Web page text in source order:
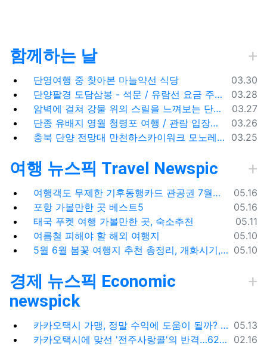
함께하는 날
등록일
03.30
단영여행 중 찾아본 마늘약선 식당
등록일
03.28
단양팔경 도담삼봉 - 석문 / 유람선 요금 주차비
등록일
03.27
암벽에 걸쳐 강물 위의 스릴을 느껴보는 단양 잔도길
등록일
03.26
단종 유배지 영월 청령포 여행 / 관람 입장료 주차장
등록일
03.25
충북 단양 전망대 만천하스카이워크 모노레일 주차장 여행코스
여행 뉴스픽 Travel Newspic
등록일
05.16
여행객도 무제한 기후동행카드 관공권 7월출시
등록일
05.16
포항 가볼만한 곳 베스트5
등록일
05.11
태국 푸켓 여행 가볼만한 곳, 숙소추천
등록일
05.10
여름철 피해야 할 해외 여행지
등록일
05.10
5월 6월 봄꽃 여행지 추천 총정리, 개화시기, 지도공유
경제 뉴스픽 Economic
newspick
등록일
05.13
카카오택시 가맹, 정말 수익에 도움이 될까? '봉이 김선달'식 수수료의 진실
등록일
02.16
카카오택시에 맞선 '전주사랑콜'의 반격…62% 가입해 순항